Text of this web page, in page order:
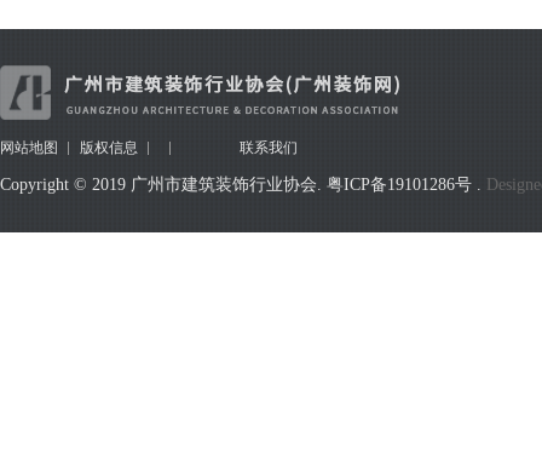
网站地图 版权信息 联系我们
Copyright © 2019 广州市建筑装饰行业协会. 粤ICP备19101286号